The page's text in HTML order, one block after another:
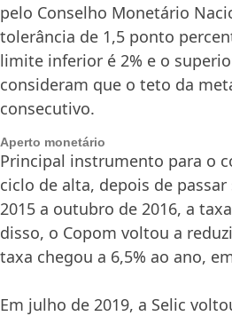
pelo Conselho Monetário
tolerância de 1,5 ponto
limite inferior é 2% e o
consideram que o teto da
consecutivo.
Aperto monetário
Principal instrumento para o
ciclo de alta, depois de
2015 a outubro de 2016, a
disso, o Copom voltou a
taxa chegou a 6,5% ao ano,
Em julho de 2019, a Selic